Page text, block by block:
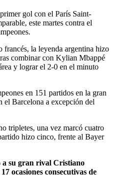
gol con el París Saint-
este martes contra el
la leyenda argentina hizo
combinar con Kylian Mbappé
y lograr el 2-0 en el minuto
en 151 partidos en la gran
el Barcelona a excepción del
tripletes, una vez marcó cuatro
hizo cinco, frente al Bayer
a su gran rival Cristiano
ocasiones consecutivas de